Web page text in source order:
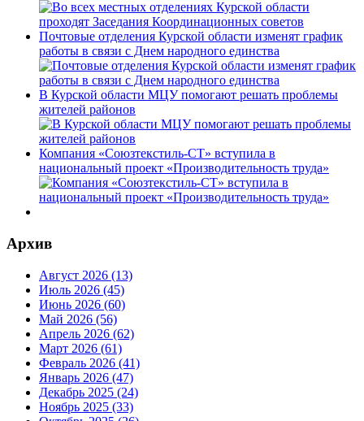
Почтовые отделения Курской области изменят график
работы в связи с Днем народного единства
В Курской области МЦУ помогают решать проблемы
жителей районов
Компания «Союзтекстиль-СТ» вступила в
национальный проект «Производительность труда»
Архив
Август 2026 (13)
Июль 2026 (45)
Июнь 2026 (60)
Май 2026 (56)
Апрель 2026 (62)
Март 2026 (61)
Февраль 2026 (41)
Январь 2026 (47)
Декабрь 2025 (24)
Ноябрь 2025 (33)